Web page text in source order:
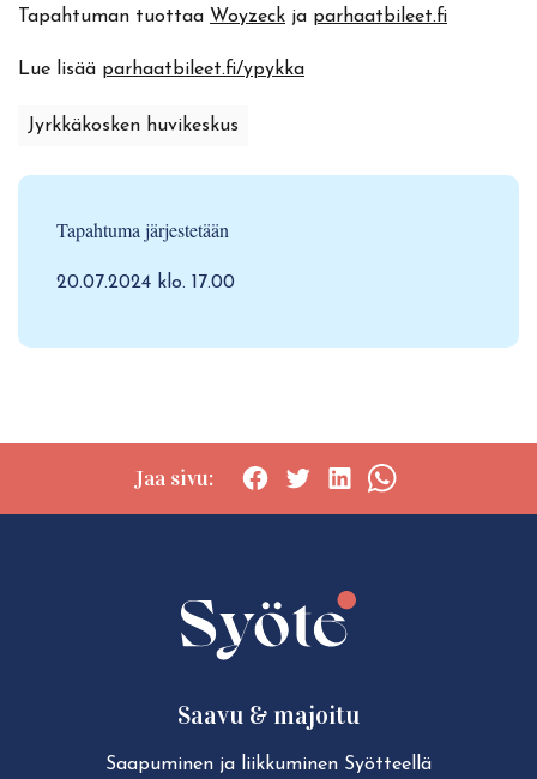
Tapahtuman tuottaa Woyzeck ja parhaatbileet.fi
Lue lisää parhaatbileet.fi/ypykka
Jyrkkäkosken huvikeskus
Tapahtuma järjestetään
20.07.2024 klo. 17.00
Jaa sivu:
Saavu & majoitu
Saapuminen ja liikkuminen Syötteellä